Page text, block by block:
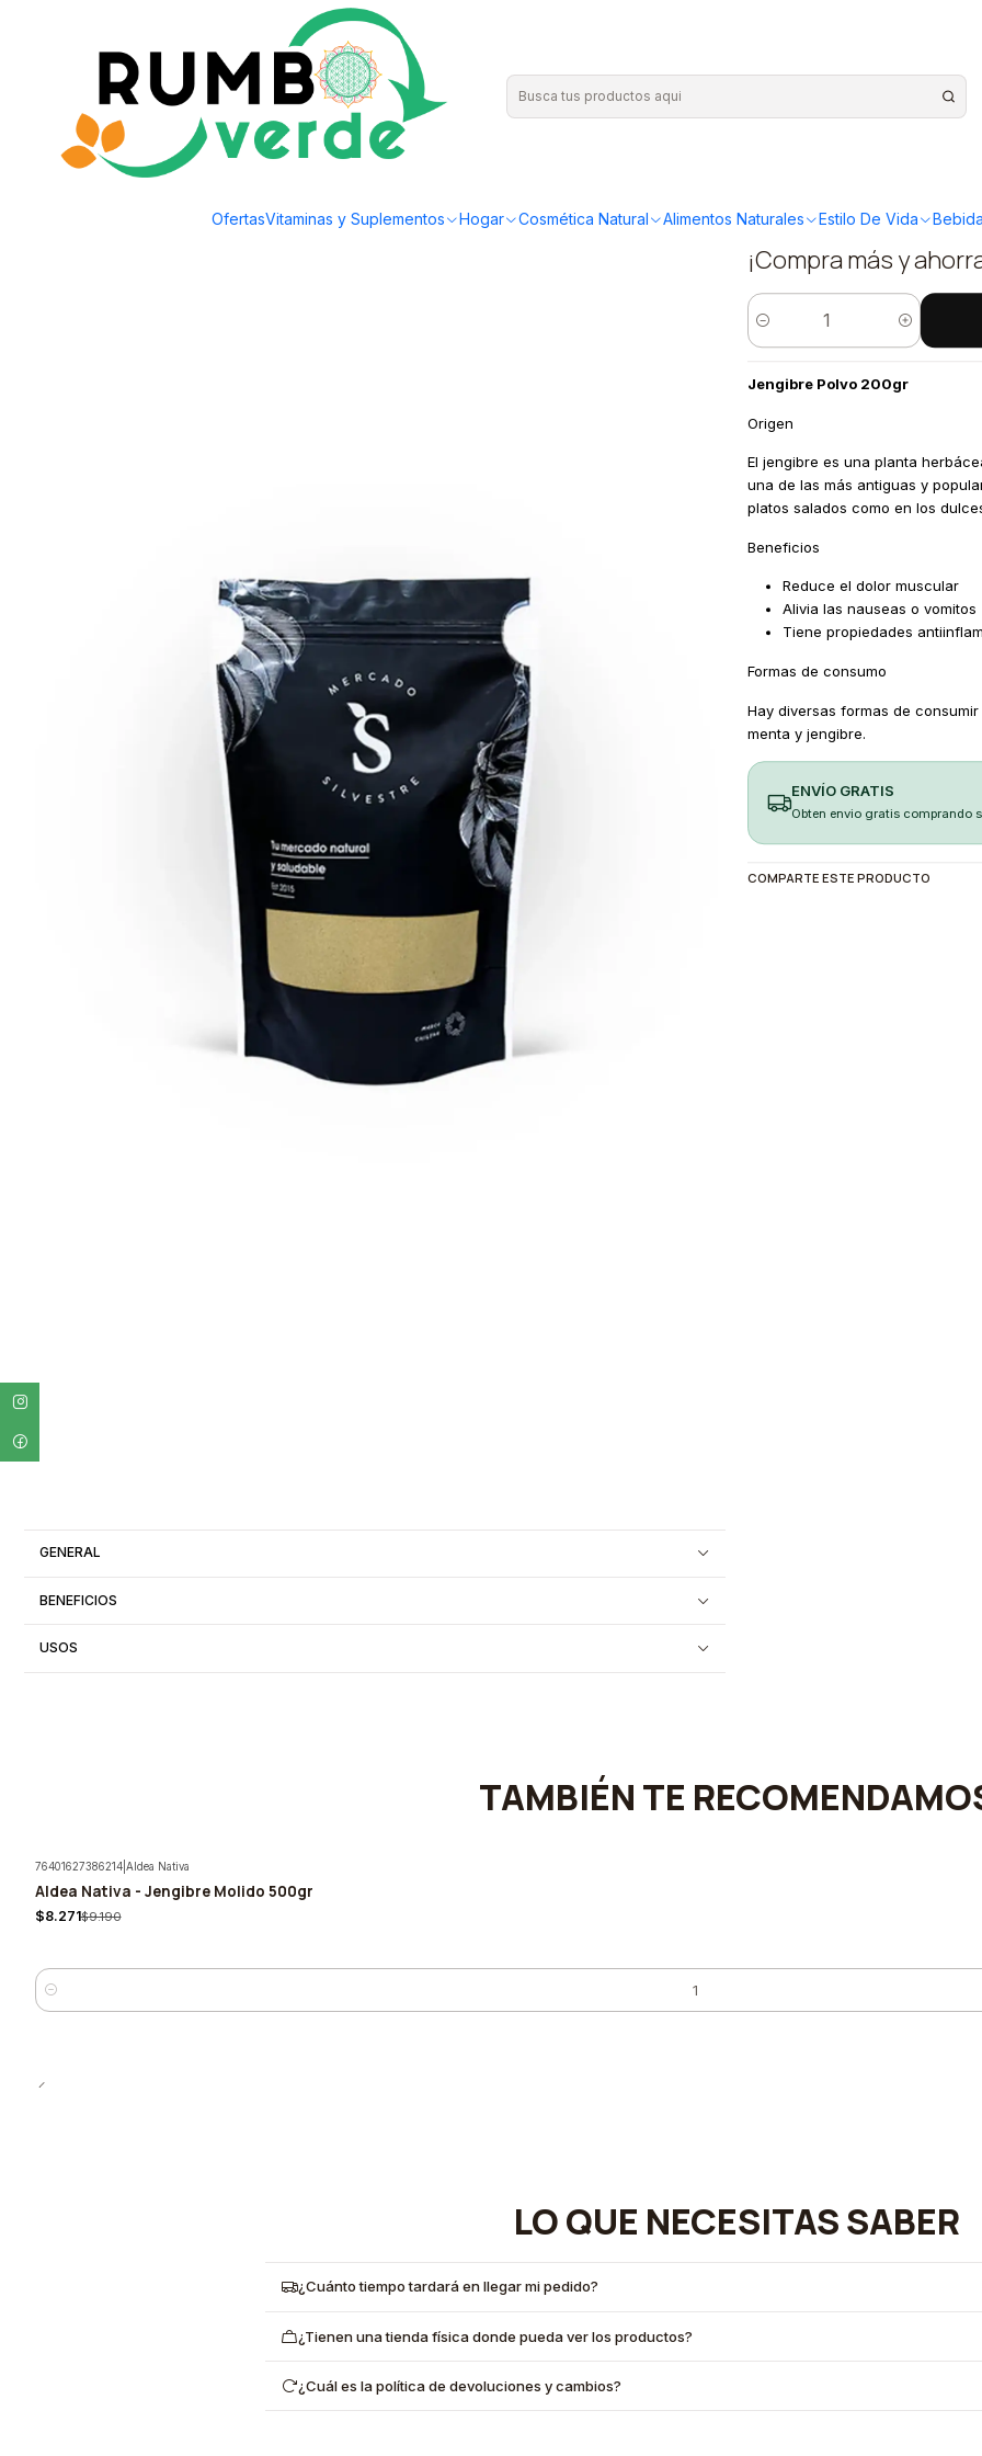
OfertasVitaminas y Suplementos Hogar Cosmética Natural Alimentos Naturales Estilo De Vida
Envío gratis por compras sobre los 59.990 en la provincia de Santiago
Alimentos Naturales Semillas y Frutos secos Mercado Silvestre - Jengibre en Polvo 200grs
GENERAL
BENEFICIOS
USOS
Polvo
¡Compra más y
Cantidad
Jengibre Polvo 200gr
Origen
El jengibre es una planta
una de las más antiguas y
platos salados como en los
Beneficios
Reduce el dolor muscular
Alivia las nauseas o vomitos
Tiene propiedades
Formas de consumo
Hay diversas formas de
menta y jengibre.
ENVÍO GRATIS
Obten envio gratis comprando
COMPARTE ESTE PRODUCTO
TAMBIÉN TE
-10%
76401627386214| Aldea Nativa
Aldea Nativa - Jengibre Molido 500gr
$8.271$9.190
Cantidad
LO QUE NECESITAS SABER
¿Cuánto tiempo tardará en llegar mi pedido?
¿Tienen una tienda física donde pueda ver los productos?
¿Cuál es la política de devoluciones y cambios?